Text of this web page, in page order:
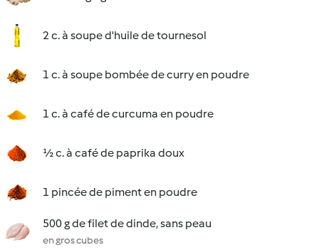
2 c. à soupe d'huile de tournesol
1 c. à soupe bombée de curry en poudre
1 c. à café de curcuma en poudre
½ c. à café de paprika doux
1 pincée de piment en poudre
500 g de filet de dinde, sans peau
en gros cubes